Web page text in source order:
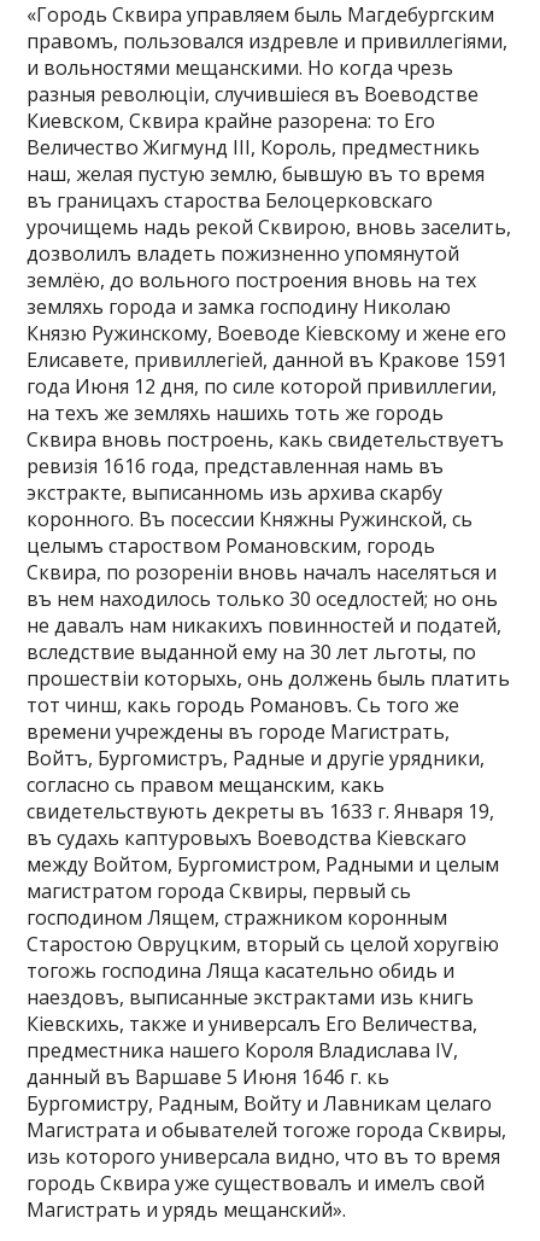
«Городь Сквира управляем быль Магдебургским
правомъ, пользовался издревле и привиллегіями,
и вольностями мещанскими. Но когда чрезь
разныя революціи, случившіеся въ Воеводстве
Киевском, Сквира крайне разорена: то Его
Величество Жигмунд ІІІ, Король, предместникь
наш, желая пустую землю, бывшую въ то время
въ границахъ староства Белоцерковскаго
урочищемь надь рекой Сквирою, вновь заселить,
дозволилъ владеть пожизненно упомянутой
землёю, до вольного построения вновь на тех
земляхь города и замка господину Николаю
Князю Ружинскому, Воеводе Кіевскому и жене его
Елисавете, привиллегіей, данной въ Кракове 1591
года Июня 12 дня, по силе которой привиллегии,
на техъ же земляхь нашихь тоть же городь
Сквира вновь построень, какь свидетельствуетъ
ревизія 1616 года, представленная намь въ
экстракте, выписанномь изь архива скарбу
коронного. Въ посессии Княжны Ружинской, сь
целымъ староством Романовским, городь
Сквира, по розореніи вновь началъ населяться и
въ нем находилось только 30 оседлостей; но онь
не давалъ нам никакихъ повинностей и податей,
вследствие выданной ему на 30 лет льготы, по
прошествіи которыхь, онь должень быль платить
тот чинш, какь городь Романовъ. Сь того же
времени учреждены въ городе Магистрать,
Войтъ, Бургомистръ, Радные и другіе урядники,
согласно сь правом мещанским, какь
свидетельствують декреты въ 1633 г. Января 19,
въ судахь каптуровыхъ Воеводства Кіевскаго
между Войтом, Бургомистром, Радными и целым
магистратом города Сквиры, первый сь
господином Лящем, стражником коронным
Старостою Овруцким, вторый сь целой хоругвію
тогожь господина Ляща касательно обидь и
наездовъ, выписанные экстрактами изь книгь
Кіевскихь, также и универсалъ Его Величества,
предместника нашего Короля Владислава IV,
данный въ Варшаве 5 Июня 1646 г. кь
Бургомистру, Радным, Войту и Лавникам целаго
Магистрата и обывателей тогоже города Сквиры,
изь которого универсала видно, что въ то время
городь Сквира уже существовалъ и имелъ свой
Магистрать и урядь мещанский».